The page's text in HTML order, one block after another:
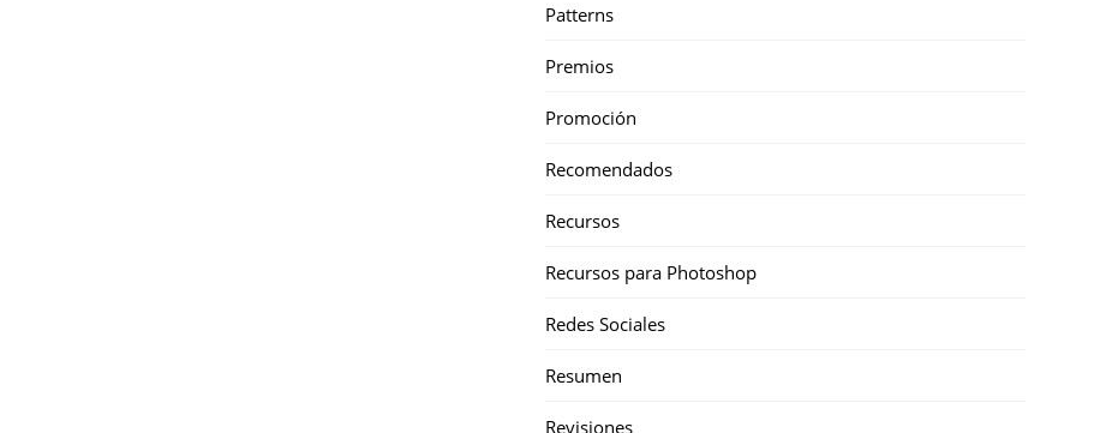
Patterns
Premios
Promoción
Recomendados
Recursos
Recursos para Photoshop
Redes Sociales
Resumen
Revisiones